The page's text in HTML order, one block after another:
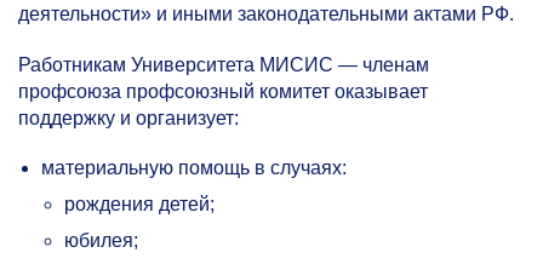
деятельности» и иными законодательными актами РФ.
Работникам Университета МИСИС — членам
профсоюза профсоюзный комитет оказывает
поддержку и организует:
материальную помощь в случаях:
рождения детей;
юбилея;